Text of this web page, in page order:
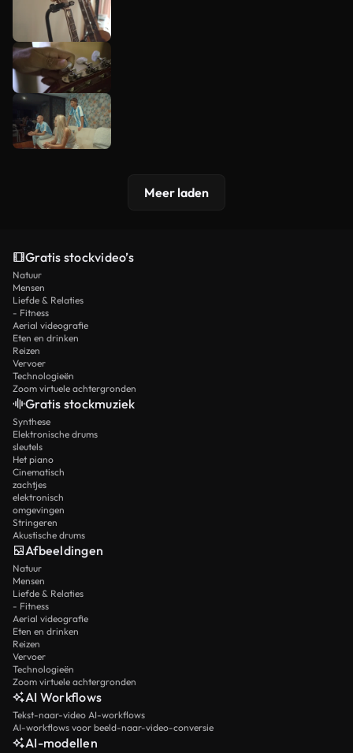
Meer laden
Gratis stockvideo’s
Natuur
Mensen
Liefde & Relaties
- Fitness
Aerial videografie
Eten en drinken
Reizen
Vervoer
Technologieën
Zoom virtuele achtergronden
Gratis stockmuziek
Synthese
Elektronische drums
sleutels
Het piano
Cinematisch
zachtjes
elektronisch
omgevingen
Stringeren
Akustische drums
Afbeeldingen
Natuur
Mensen
Liefde & Relaties
- Fitness
Aerial videografie
Eten en drinken
Reizen
Vervoer
Technologieën
Zoom virtuele achtergronden
AI Workflows
Tekst-naar-video AI-workflows
AI-workflows voor beeld-naar-video-conversie
AI-modellen